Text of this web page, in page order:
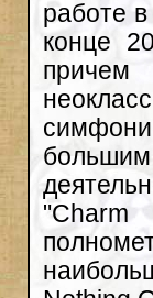
работе
конце
"Charm